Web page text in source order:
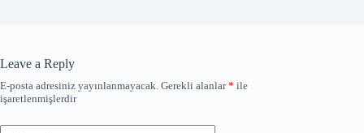
Leave a Reply
E-posta adresiniz yayınlanmayacak. Gerekli alanlar* ile
işaretlenmişlerdir